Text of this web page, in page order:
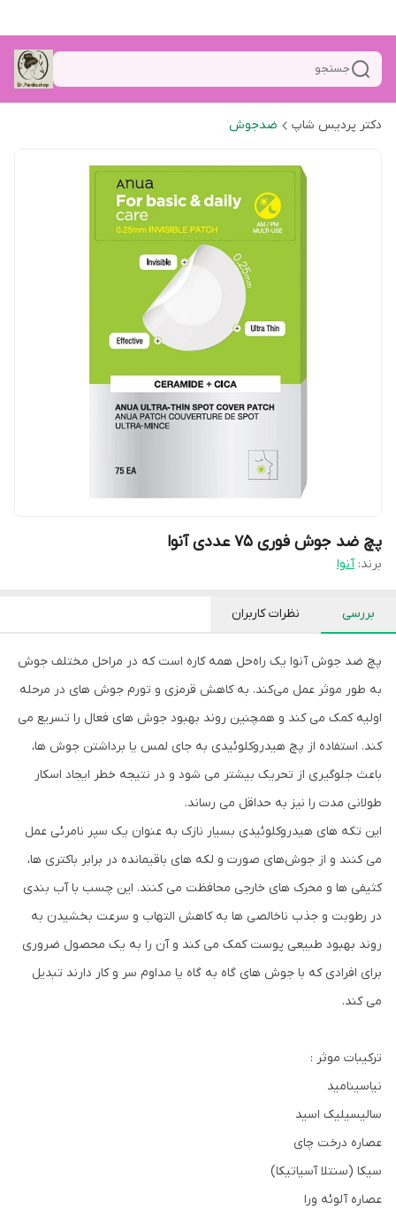
جستجو
دکتر پردیس شاپ ضدجوش
پچ ضد جوش فوری 75 عددی آنوا
برند: آنوا
بررسی نظرات کاربران
پچ ضد جوش آنوا یک راه‌حل همه کاره است که در مراحل مختلف جوش
به طور موثر عمل می‌کند. به کاهش قرمزی و تورم جوش های در مرحله
اولیه کمک می کند و همچنین روند بهبود جوش های فعال را تسریع می
کند. استفاده از پچ هیدروکلوئیدی به جای لمس یا برداشتن جوش ها،
باعث جلوگیری از تحریک بیشتر می شود و در نتیجه خطر ایجاد اسکار
طولانی مدت را نیز به حداقل می رساند.
این تکه های هیدروکلوئیدی بسیار نازک به عنوان یک سپر نامرئی عمل
می کنند و از جوش‌های صورت و لکه های باقیمانده در برابر باکتری ها،
کثیفی ها و محرک های خارجی محافظت می کنند. این چسب با آب بندی
در رطوبت و جذب ناخالصی ها به کاهش التهاب و سرعت بخشیدن به
روند بهبود طبیعی پوست کمک می کند و آن را به یک محصول ضروری
برای افرادی که با جوش های گاه به گاه یا مداوم سر و کار دارند تبدیل
می کند.
ترکیبات موثر :
نیاسینامید
سالیسیلیک اسید
عصاره درخت چای
سیکا (سنتلا آسیاتیکا)
عصاره آلوئه ورا